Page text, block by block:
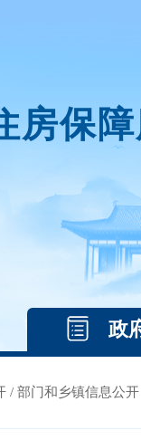
房保
政
/ 部门和乡镇信息公